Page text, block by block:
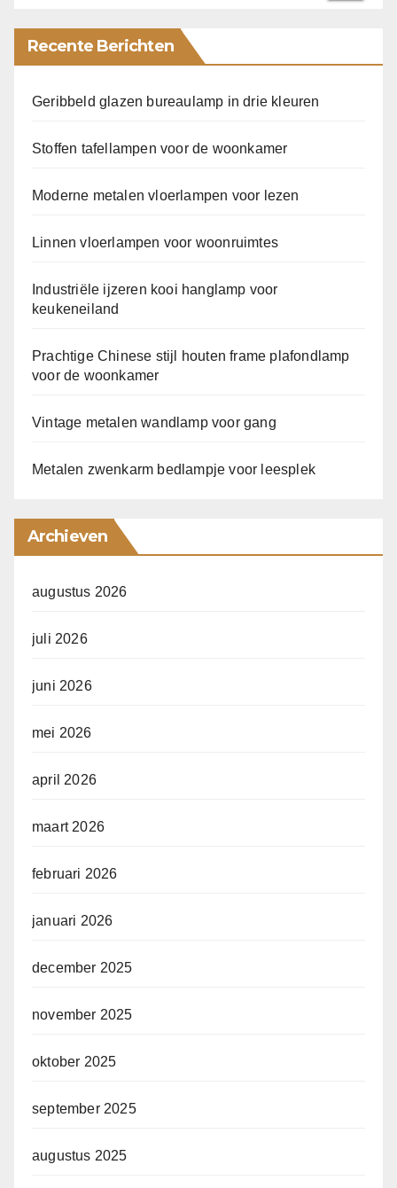
Recente Berichten
Geribbeld glazen bureaulamp in drie kleuren
Stoffen tafellampen voor de woonkamer
Moderne metalen vloerlampen voor lezen
Linnen vloerlampen voor woonruimtes
Industriële ijzeren kooi hanglamp voor
keukeneiland
Prachtige Chinese stijl houten frame plafondlamp
voor de woonkamer
Vintage metalen wandlamp voor gang
Metalen zwenkarm bedlampje voor leesplek
Archieven
augustus 2026
juli 2026
juni 2026
mei 2026
april 2026
maart 2026
februari 2026
januari 2026
december 2025
november 2025
oktober 2025
september 2025
augustus 2025